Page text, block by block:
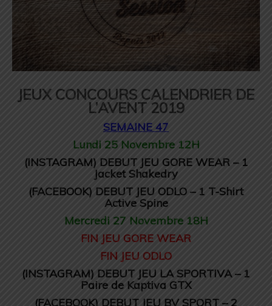
JEUX CONCOURS CALENDRIER DE
L’AVENT 2019
SEMAINE 47
Lundi 25 Novembre 12H
(INSTAGRAM) DEBUT JEU GORE WEAR – 1
Jacket Shakedry
(FACEBOOK) DEBUT JEU ODLO – 1 T-Shirt
Active Spine
Mercredi 27 Novembre 18H
FIN JEU GORE WEAR
FIN JEU ODLO
(INSTAGRAM) DEBUT JEU LA SPORTIVA – 1
Paire de Kaptiva GTX
(FACEBOOK) DEBUT JEU BV SPORT – 2